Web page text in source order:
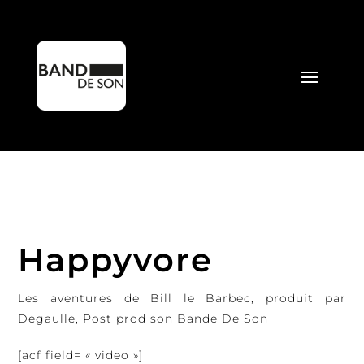
Happyvore
Les aventures de Bill le Barbec, produit par
Degaulle, Post prod son Bande De Son
[acf field= « video »]